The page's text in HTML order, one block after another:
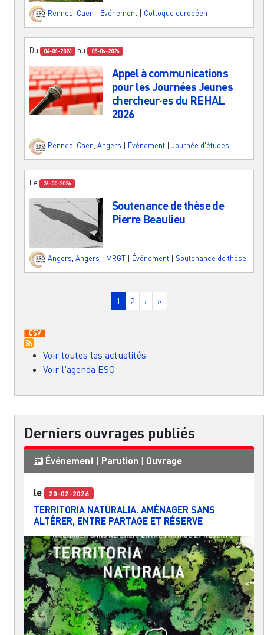
Rennes Caen Événement Colloque européen
Du 04-06-2026 au 05-06-2026
Appel à communications
pour les Journées Jeunes
chercheur·es du REHAL
2026
Rennes, Caen, Angers Événement Journée d'études
Le 26-05-2026
Soutenance de thèse de
Pierre Beaulieu
Angers, Angers - MRGT Événement Soutenance de thèse
Page courante
1 Page
2 Page suivante
› Dernière page
»
Voir toutes les actualités
Voir l'agenda ESO
Derniers ouvrages publiés
Événement Parution Ouvrage
le 20-02-2026
TERRITORIA NATURALIA. AMÉNAGER SANS
ALTÉRER, ENTRE PARTAGE ET RÉSERVE